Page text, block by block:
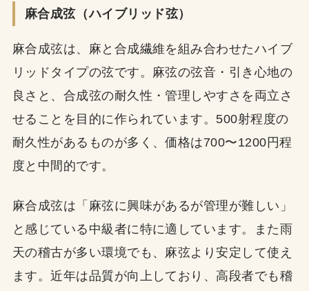
麻合成弦（ハイブリッド弦）
麻合成弦は、麻と合成繊維を組み合わせたハイブ
リッドタイプの弦です。麻弦の弦音・引き心地の
良さと、合成弦の耐久性・管理しやすさを両立さ
せることを目的に作られています。500射程度の
耐久性があるものが多く、価格は700〜1200円程
度と中間的です。
麻合成弦は「麻弦に興味があるが管理が難しい」
と感じている中級者に特に適しています。また雨
天の稽古が多い環境でも、麻弦より安定して使え
ます。近年は品質が向上しており、高段者でも稽